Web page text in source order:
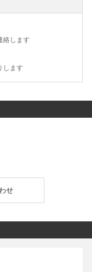
絡します
します
せ